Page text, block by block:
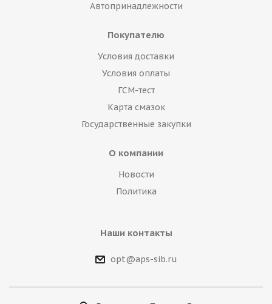
Автопринадлежности
Покупателю
Условия доставки
Условия оплаты
ГСМ-тест
Карта смазок
Государственные закупки
О компании
Новости
Политика
Наши контакты
opt@aps-sib.ru